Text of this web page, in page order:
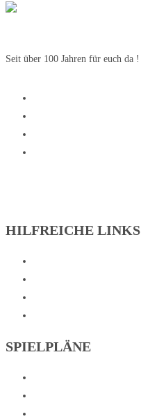
Seit über 100 Jahren für euch da !
HILFREICHE LINKS
SPIELPLÄNE